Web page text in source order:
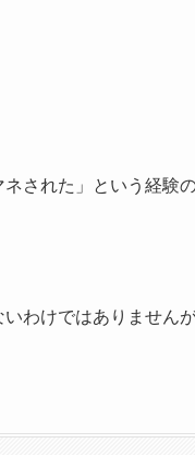
された」という経験
わけではありません